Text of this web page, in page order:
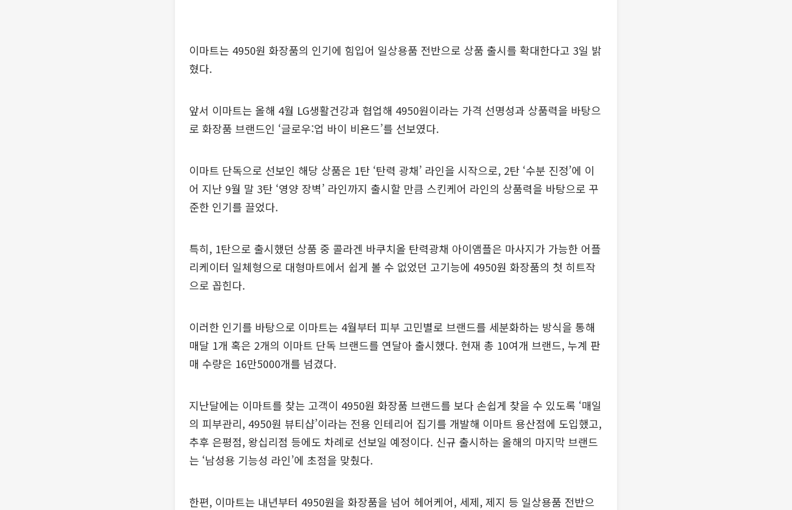
이마트는 4950원 화장품의 인기에 힘입어 일상용품 전반으로 상품 출시를 확대한다고 3일 밝
혔다.
앞서 이마트는 올해 4월 LG생활건강과 협업해 4950원이라는 가격 선명성과 상품력을 바탕으
로 화장품 브랜드인 ‘글로우:업 바이 비욘드’를 선보였다.
이마트 단독으로 선보인 해당 상품은 1탄 ‘탄력 광채’ 라인을 시작으로, 2탄 ‘수분 진정’에 이
어 지난 9월 말 3탄 ‘영양 장벽’ 라인까지 출시할 만큼 스킨케어 라인의 상품력을 바탕으로 꾸
준한 인기를 끌었다.
특히, 1탄으로 출시했던 상품 중 콜라겐 바쿠치올 탄력광채 아이앰플은 마사지가 가능한 어플
리케이터 일체형으로 대형마트에서 쉽게 볼 수 없었던 고기능에 4950원 화장품의 첫 히트작
으로 꼽힌다.
이러한 인기를 바탕으로 이마트는 4월부터 피부 고민별로 브랜드를 세분화하는 방식을 통해
매달 1개 혹은 2개의 이마트 단독 브랜드를 연달아 출시했다. 현재 총 10여개 브랜드, 누계 판
매 수량은 16만5000개를 넘겼다.
지난달에는 이마트를 찾는 고객이 4950원 화장품 브랜드를 보다 손쉽게 찾을 수 있도록 ‘매일
의 피부관리, 4950원 뷰티샵’이라는 전용 인테리어 집기를 개발해 이마트 용산점에 도입했고,
추후 은평점, 왕십리점 등에도 차례로 선보일 예정이다. 신규 출시하는 올해의 마지막 브랜드
는 ‘남성용 기능성 라인’에 초점을 맞췄다.
한편, 이마트는 내년부터 4950원을 화장품을 넘어 헤어케어, 세제, 제지 등 일상용품 전반으